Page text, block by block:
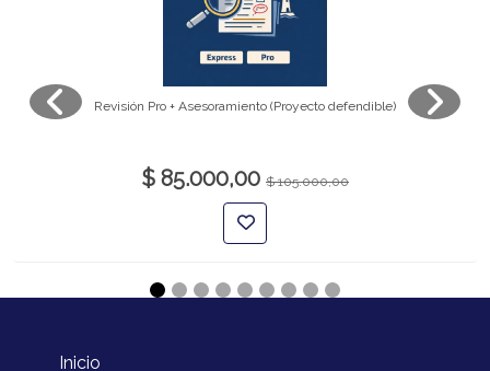
Revisión Pro + Asesoramiento (Proyecto defendible)
$ 85.000,00 $ 105.000,00
Inicio